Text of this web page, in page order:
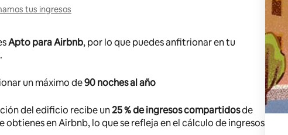
tus ingresos
Apto para Airbnb, por lo que puedes anfitrionar en tu
un máximo de90 noches al año
del edificio recibe un25 % de ingresos compartidosde
obtienes en Airbnb, lo que se refleja en el cálculo de ingresos